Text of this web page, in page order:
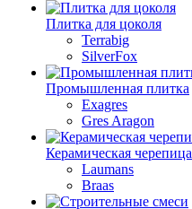
Плитка для цоколя
Terrabig
SilverFox
Промышленная плитка
Exagres
Gres Aragon
Керамическая черепица
Laumans
Braas